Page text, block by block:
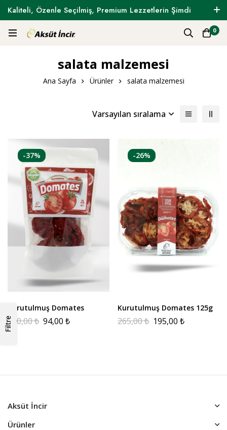
Kaliteli, Özenle Seçilmiş, Premium Lezzetlerin Şimdi
Tam Zamanı !
0
salata malzemesi
Ana Sayfa Ürünler salata malzemesi
Filtre
Varsayılan sıralama
-37%
Kurutulmuş Domates
150,00₺ 94,00 ₺
-26%
Kurutulmuş Domates 125g
265,00₺ 195,00 ₺
Aksüt İncir
Ürünler